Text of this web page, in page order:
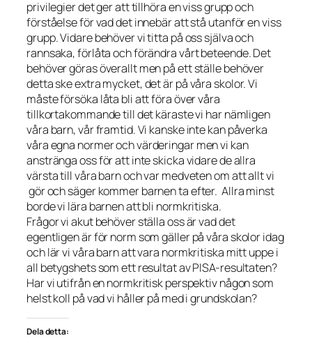
privilegier det ger att tillhöra en viss grupp och
förståelse för vad det innebär att stå utanför en viss
grupp. Vidare behöver vi titta på oss själva och
rannsaka, förlåta och förändra vårt beteende. Det
behöver göras överallt men på ett ställe behöver
detta ske extra mycket, det är på våra skolor. Vi
måste försöka låta bli att föra över våra
tillkortakommande till det käraste vi har nämligen
våra barn, vår framtid. Vi kanske inte kan påverka
våra egna normer och värderingar men vi kan
anstränga oss för att inte skicka vidare de allra
värsta till våra barn och var medveten om att allt vi
gör och säger kommer barnen ta efter. Allra minst
borde vi lära barnen att bli normkritiska.
Frågor vi akut behöver ställa oss är vad det
egentligen är för norm som gäller på våra skolor idag
och lär vi våra barn att vara normkritiska mitt uppe i
all betygshets som ett resultat av PISA-resultaten?
Har vi utifrån en normkritisk perspektiv någon som
helst koll på vad vi håller på med i grundskolan?
Dela detta: